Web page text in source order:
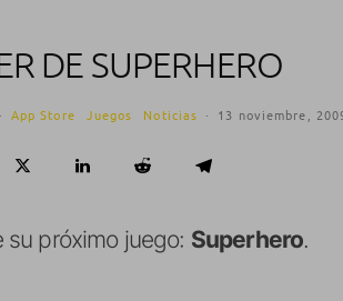
DE SUPERHERO
· App Store Juegos Noticias · 13 noviembre,
próximo juego: Superhero.